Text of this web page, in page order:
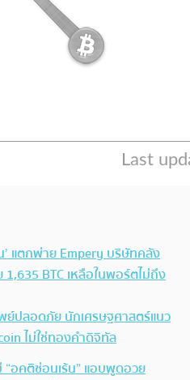
แตกพ่าย Empery บริษัทคลัง
1,635 BTC เหลือในพอร์ตไม่ถึง
ปลอดภัย นักเศรษฐศาสตร์แนว
ไม่ใช่ทองคำดิจิทัล
“อคติซ่อนเร้น” แอบพูดอวย